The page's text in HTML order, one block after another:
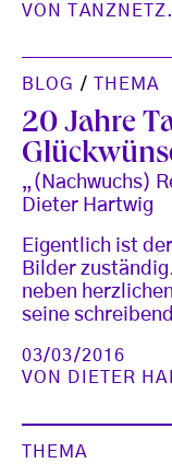
VON
BLOG / THEMA
20 Jahre
„(Nachwuchs)
Dieter Hartwig
Eigentlich ist
Bilder
neben
seine
03/03/2016
VON
DIETER
THEMA